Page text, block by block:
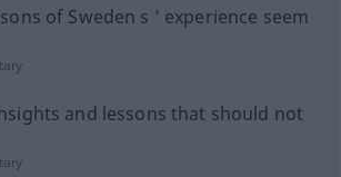
of Sweden s ’ experience seem
and lessons that should not